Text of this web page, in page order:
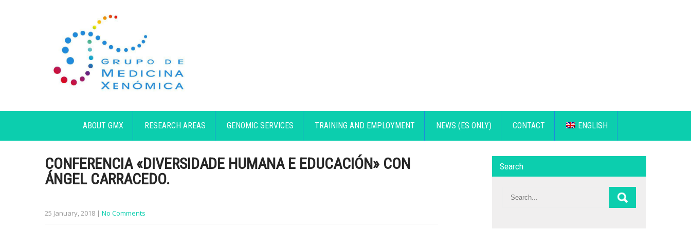
ABOUT GMX RESEARCH AREAS GENOMIC SERVICES TRAINING AND EMPLOYMENT NEWS (ES ONLY) CONTACT ENGLISH
CONFERENCIA «DIVERSIDADE HUMANA E EDUCACIÓN» CON
ÁNGEL CARRACEDO.
25 January, 2018 | No Comments
Search